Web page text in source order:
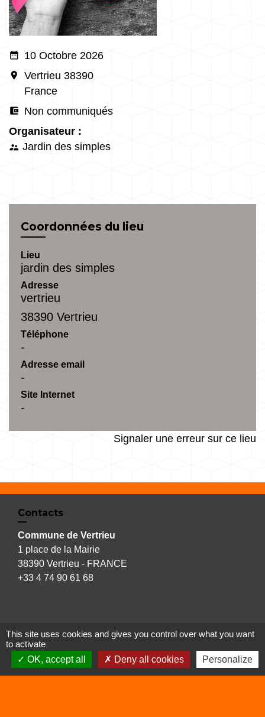
date_range 10 Octobre 2026
room
Vertrieu 38390
France
account_balance_wallet Non communiqués
Organisateur :
supervisor_account Jardin des simples
Coordonnées du lieu
Lieu
jardin des simples
Adresse
vertrieu
38390 Vertrieu
Téléphone
-
Adresse email
-
Site Internet
-
Signaler une erreur sur ce lieu
Contacts
Commune de Vertrieu
1 place de la Mairie
38390 Vertrieu - FRANCE
+33 4 74 90 61 68
Liens
Déchetterie
Viarhôna
This site uses cookies and gives you control over what you want
to activate
OK, accept all
Deny all cookies Personalize